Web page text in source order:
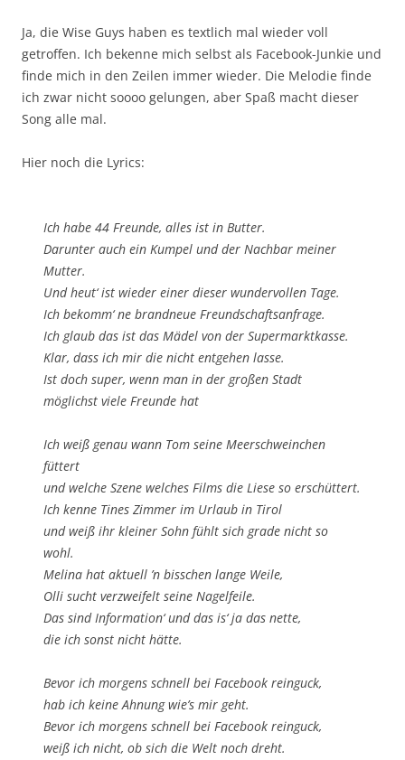
Ja, die Wise Guys haben es textlich mal wieder voll
getroffen. Ich bekenne mich selbst als Facebook-Junkie und
finde mich in den Zeilen immer wieder. Die Melodie finde
ich zwar nicht soooo gelungen, aber Spaß macht dieser
Song alle mal.
Hier noch die Lyrics:
Ich habe 44 Freunde, alles ist in Butter.
Darunter auch ein Kumpel und der Nachbar meiner
Mutter.
Und heut‘ ist wieder einer dieser wundervollen Tage.
Ich bekomm‘ ne brandneue Freundschaftsanfrage.
Ich glaub das ist das Mädel von der Supermarktkasse.
Klar, dass ich mir die nicht entgehen lasse.
Ist doch super, wenn man in der großen Stadt
möglichst viele Freunde hat
Ich weiß genau wann Tom seine Meerschweinchen
füttert
und welche Szene welches Films die Liese so erschüttert.
Ich kenne Tines Zimmer im Urlaub in Tirol
und weiß ihr kleiner Sohn fühlt sich grade nicht so
wohl.
Melina hat aktuell ’n bisschen lange Weile,
Olli sucht verzweifelt seine Nagelfeile.
Das sind Information‘ und das is‘ ja das nette,
die ich sonst nicht hätte.
Bevor ich morgens schnell bei Facebook reinguck,
hab ich keine Ahnung wie’s mir geht.
Bevor ich morgens schnell bei Facebook reinguck,
weiß ich nicht, ob sich die Welt noch dreht.